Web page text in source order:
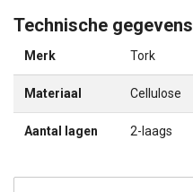
Technische gegevens
Merk Tork
Materiaal Cellulose
Aantal lagen 2-laags